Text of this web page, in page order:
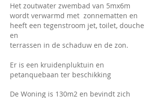
Het zoutwater zwembad van 5mx6m
wordt verwarmd met zonnematten en
heeft een tegenstroom jet, toilet, douche
en
terrassen in de schaduw en de zon.
Er is een kruidenpluktuin en
petanquebaan ter beschikking
De Woning is 130m2 en bevindt zich